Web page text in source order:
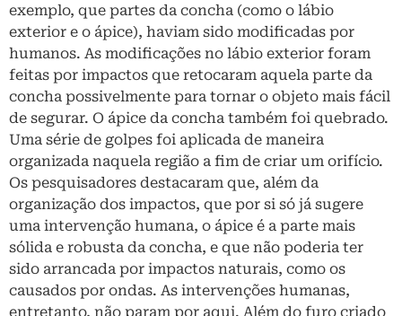
exemplo, que partes da concha (como o lábio
exterior e o ápice), haviam sido modificadas por
humanos. As modificações no lábio exterior foram
feitas por impactos que retocaram aquela parte da
concha possivelmente para tornar o objeto mais fácil
de segurar. O ápice da concha também foi quebrado.
Uma série de golpes foi aplicada de maneira
organizada naquela região a fim de criar um orifício.
Os pesquisadores destacaram que, além da
organização dos impactos, que por si só já sugere
uma intervenção humana, o ápice é a parte mais
sólida e robusta da concha, e que não poderia ter
sido arrancada por impactos naturais, como os
causados por ondas. As intervenções humanas,
entretanto, não param por aqui. Além do furo criado